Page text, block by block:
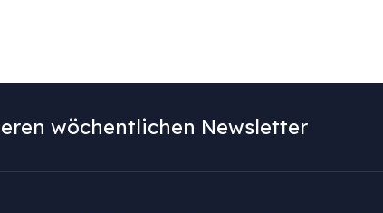
wöchentlichen Newsletter